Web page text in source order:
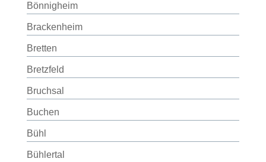
Bönnigheim
Brackenheim
Bretten
Bretzfeld
Bruchsal
Buchen
Bühl
Bühlertal